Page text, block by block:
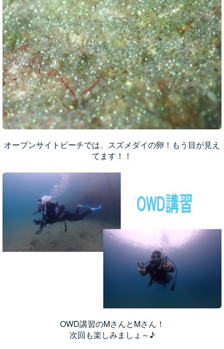
オープンサイトビーチでは、スズメダイの卵！もう目が見え
てます！！
OWD講習のMさんとMさん！
次回も楽しみましょ～♪